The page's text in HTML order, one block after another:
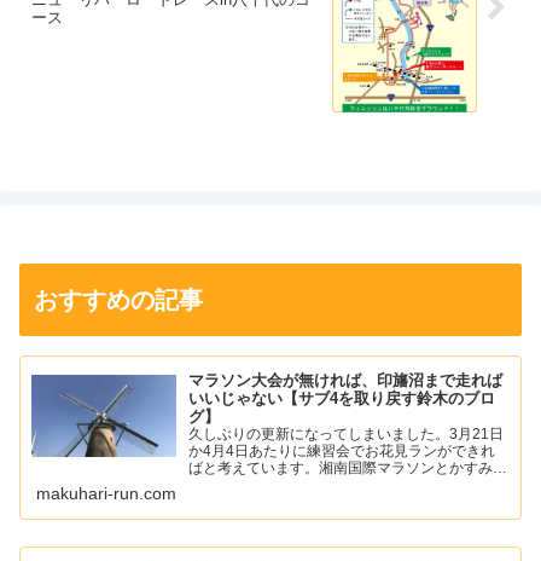
ース
おすすめの記事
マラソン大会が無ければ、印旛沼まで走れば
いいじゃない【サブ4を取り戻す鈴木のブロ
グ】
久しぶりの更新になってしまいました。3月21日
か4月4日あたりに練習会でお花見ランができれ
ばと考えています。湘南国際マラソンとかすみが
の痛みが落ち着いて...
makuhari-run.com